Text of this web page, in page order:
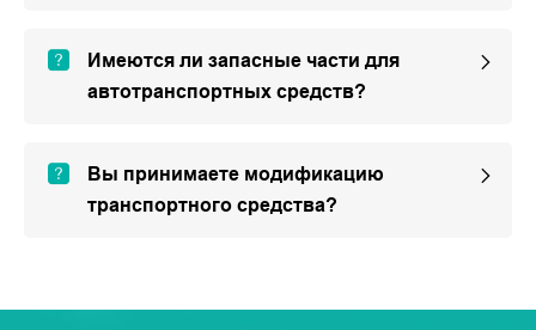
Имеются ли запасные части для
автотранспортных средств?
Вы принимаете модификацию
транспортного средства?